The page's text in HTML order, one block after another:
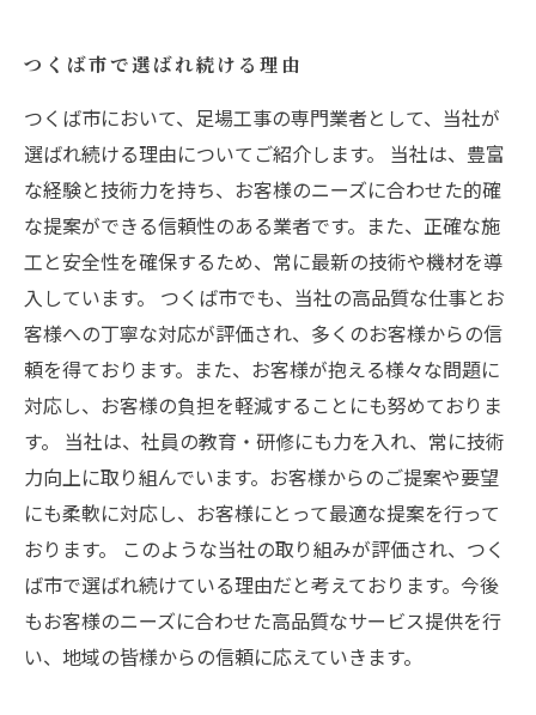
つくば市で選ばれ続ける理由
つくば市において、足場工事の専門業者として、当社が
選ばれ続ける理由についてご紹介します。 当社は、豊富
な経験と技術力を持ち、お客様のニーズに合わせた的確
な提案ができる信頼性のある業者です。また、正確な施
工と安全性を確保するため、常に最新の技術や機材を導
入しています。 つくば市でも、当社の高品質な仕事とお
客様への丁寧な対応が評価され、多くのお客様からの信
頼を得ております。また、お客様が抱える様々な問題に
対応し、お客様の負担を軽減することにも努めておりま
す。 当社は、社員の教育・研修にも力を入れ、常に技術
力向上に取り組んでいます。お客様からのご提案や要望
にも柔軟に対応し、お客様にとって最適な提案を行って
おります。 このような当社の取り組みが評価され、つく
ば市で選ばれ続けている理由だと考えております。今後
もお客様のニーズに合わせた高品質なサービス提供を行
い、地域の皆様からの信頼に応えていきます。